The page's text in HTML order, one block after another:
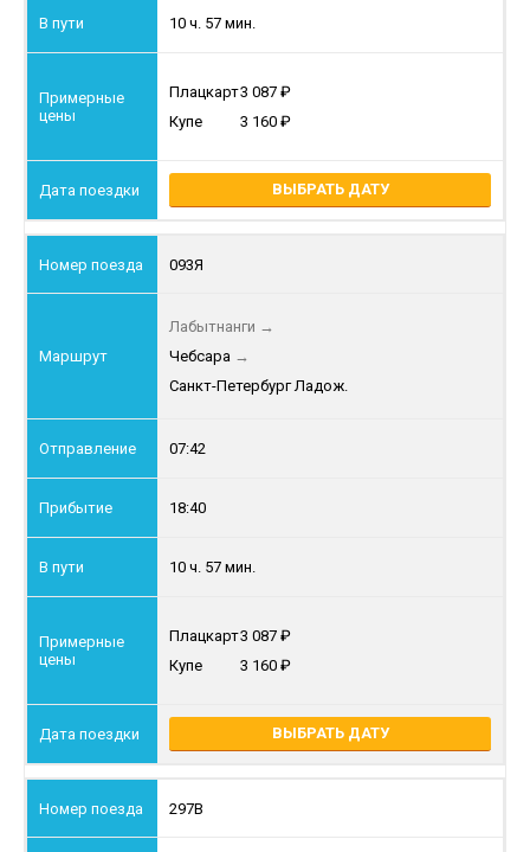
10 ч. 57 мин.
Плацкарт3 087
Купе
3 160
ВЫБРАТЬ ДАТУ
093Я
Лабытнанги →
Чебсара →
Санкт-Петербург Ладож.
07:42
18:40
10 ч. 57 мин.
Плацкарт3 087
Купе
3 160
ВЫБРАТЬ ДАТУ
297В